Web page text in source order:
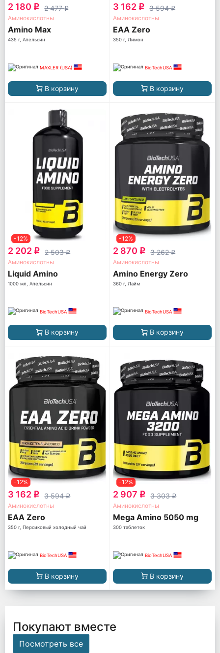
2 180 q 2 477q
Аминокислотны
Amino Max
435 г, Апельсин
MAXLER (USA)
В корзину
3 162 q 3 594q
Аминокислотны
EAA Zero
350 г, Лимон
BioTechUSA
В корзину
-12%
2 202 q 2 503q
Аминокислотны
Liquid Amino
1000 мл, Апельсин
BioTechUSA
В корзину
-12%
2 870 q 3 262q
Аминокислотны
Amino Energy Zero
360 г, Лайм
BioTechUSA
В корзину
-12%
3 162 q 3 594q
Аминокислотны
EAA Zero
350 г, Персиковый холодный чай
BioTechUSA
В корзину
-12%
2 907 q 3 303q
Аминокислотны
Mega Amino 5050 mg
300 таблеток
BioTechUSA
В корзину
Покупают вместе
Посмотреть все